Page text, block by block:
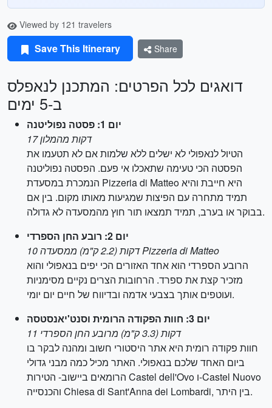
Viewed by 121 travelers
Save This Itinerary Share
דואגים לכל הפרטים: המתכנן לנאפלס
ב-5 ימים
יום 1: פסטה נפוליטנה
17 דקות מהמלון
הטיול לנאפולי לא ישלים ללא שלמות אם לא תטעמו את
הפסטה הכי טעימה שתאכלו אי פעם. הפסטה נפוליטנה
הנמכרת במסעדת Pizzeria di Matteo היא חייבת והיא
תמיד מתחרה עם הפיצות שמגיעות מאותו מקום. בין אם
בבוקר או בערב, תמיד תמצאו תור חוץ מהמסעדה לא גדולה.
יום 2: רובע החן הספרדי
10 דקות (2.2 ק"מ) ממסעדה Pizzeria di Matteo
הרובע הספרדי הוא אחד האזורים הכי יפים בנאפולי והוא
מזכיר קצת את ספרד. הרחובות הצרים נקיים מסימניות
ועוטפים אותך בצבעי אדמה ובדיווח של חיים יום יומי.
יום 3: חוות הפקודה הרומית וסנט'יאנסטסה
11 דקות (3.3 ק"מ) מרובע החן הספרדי
חוות פקודה רומית היא אתר היסטורי חשוב ומהנה לבקר בו
ביום האחד שלכם בנאפולי. האתר מכיל כמה מבני גדולי
הרומאים ביישוב- הטירות Castel dell'Ovo ו-Castel Nuovo
והכנסייה Chiesa di Sant'Anna dei Lombardi, בין היתר.